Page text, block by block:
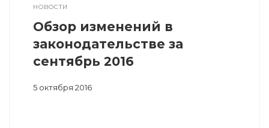
НОВОСТИ
Обзор изменений в
законодательстве за
сентябрь 2016
5 октября 2016